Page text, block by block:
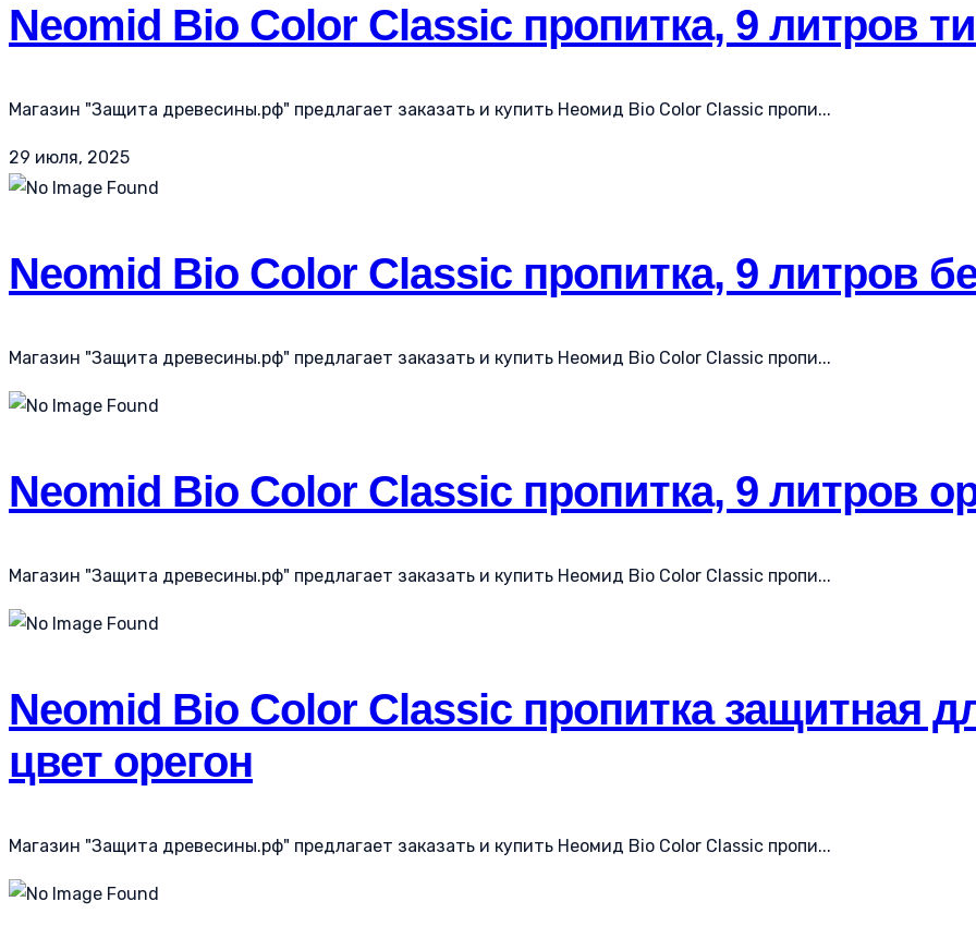
Neomid Bio Color Classic пропитка, 9 литров
Магазин "Защита древесины.рф" предлагает заказать и купить Неомид Bio Color Classic пропи...
29 июля, 2025
Neomid Bio Color Classic пропитка, 9 литров
Магазин "Защита древесины.рф" предлагает заказать и купить Неомид Bio Color Classic пропи...
Neomid Bio Color Classic пропитка, 9 литров
Магазин "Защита древесины.рф" предлагает заказать и купить Неомид Bio Color Classic пропи...
Neomid Bio Color Classic пропитка защитная
цвет орегон
Магазин "Защита древесины.рф" предлагает заказать и купить Неомид Bio Color Classic пропи...